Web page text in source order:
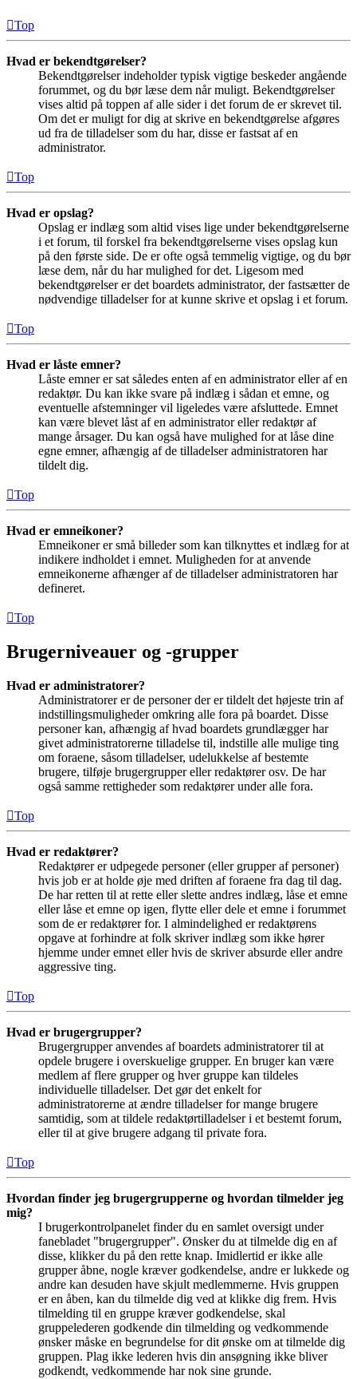
Top
Hvad er bekendtgørelser?
Bekendtgørelser indeholder typisk vigtige beskeder angående
forummet, og du bør læse dem når muligt. Bekendtgørelser
vises altid på toppen af alle sider i det forum de er skrevet til.
Om det er muligt for dig at skrive en bekendtgørelse afgøres
ud fra de tilladelser som du har, disse er fastsat af en
administrator.
Top
Hvad er opslag?
Opslag er indlæg som altid vises lige under bekendtgørelserne
i et forum, til forskel fra bekendtgørelserne vises opslag kun
på den første side. De er ofte også temmelig vigtige, og du bør
læse dem, når du har mulighed for det. Ligesom med
bekendtgørelser er det boardets administrator, der fastsætter de
nødvendige tilladelser for at kunne skrive et opslag i et forum.
Top
Hvad er låste emner?
Låste emner er sat således enten af en administrator eller af en
redaktør. Du kan ikke svare på indlæg i sådan et emne, og
eventuelle afstemninger vil ligeledes være afsluttede. Emnet
kan være blevet låst af en administrator eller redaktør af
mange årsager. Du kan også have mulighed for at låse dine
egne emner, afhængig af de tilladelser administratoren har
tildelt dig.
Top
Hvad er emneikoner?
Emneikoner er små billeder som kan tilknyttes et indlæg for at
indikere indholdet i emnet. Muligheden for at anvende
emneikonerne afhænger af de tilladelser administratoren har
defineret.
Top
Brugerniveauer og -grupper
Hvad er administratorer?
Administratorer er de personer der er tildelt det højeste trin af
indstillingsmuligheder omkring alle fora på boardet. Disse
personer kan, afhængig af hvad boardets grundlægger har
givet administratorerne tilladelse til, indstille alle mulige ting
om foraene, såsom tilladelser, udelukkelse af bestemte
brugere, tilføje brugergrupper eller redaktører osv. De har
også samme rettigheder som redaktører under alle fora.
Top
Hvad er redaktører?
Redaktører er udpegede personer (eller grupper af personer)
hvis job er at holde øje med driften af foraene fra dag til dag.
De har retten til at rette eller slette andres indlæg, låse et emne
eller låse et emne op igen, flytte eller dele et emne i forummet
som de er redaktører for. I almindelighed er redaktørens
opgave at forhindre at folk skriver indlæg som ikke hører
hjemme under emnet eller hvis de skriver absurde eller andre
aggressive ting.
Top
Hvad er brugergrupper?
Brugergrupper anvendes af boardets administratorer til at
opdele brugere i overskuelige grupper. En bruger kan være
medlem af flere grupper og hver gruppe kan tildeles
individuelle tilladelser. Det gør det enkelt for
administratorerne at ændre tilladelser for mange brugere
samtidig, som at tildele redaktørtilladelser i et bestemt forum,
eller til at give brugere adgang til private fora.
Top
Hvordan finder jeg brugergrupperne og hvordan tilmelder jeg
mig?
I brugerkontrolpanelet finder du en samlet oversigt under
fanebladet "brugergrupper". Ønsker du at tilmelde dig en af
disse, klikker du på den rette knap. Imidlertid er ikke alle
grupper åbne, nogle kræver godkendelse, andre er lukkede og
andre kan desuden have skjult medlemmerne. Hvis gruppen
er en åben, kan du tilmelde dig ved at klikke dig frem. Hvis
tilmelding til en gruppe kræver godkendelse, skal
gruppelederen godkende din tilmelding og vedkommende
ønsker måske en begrundelse for dit ønske om at tilmelde dig
gruppen. Plag ikke lederen hvis din ansøgning ikke bliver
godkendt, vedkommende har nok sine grunde.